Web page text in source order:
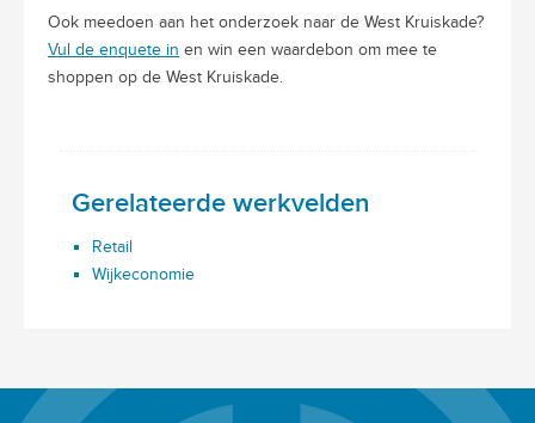
Ook meedoen aan het onderzoek naar de West Kruiskade?
Vul de enquete in en win een waardebon om mee te
shoppen op de West Kruiskade.
Gerelateerde werkvelden
Retail
Wijkeconomie